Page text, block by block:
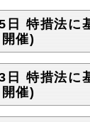
日 特措法に
催)
日 特措法に
催)